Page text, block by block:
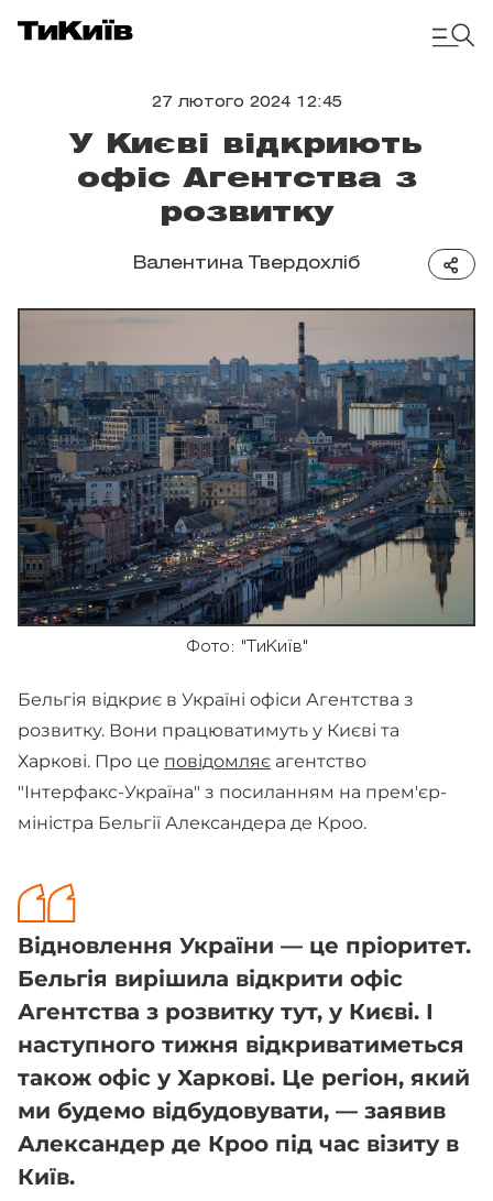
27 лютого 2024 12:45
У Києві відкриють
офіс Агентства з
розвитку
Валентина Твердохліб
Фото: "ТиКиїв"
Бельгія відкриє в Україні офіси Агентства з
розвитку. Вони працюватимуть у Києві та
Харкові. Про це повідомляє агентство
"Інтерфакс-Україна" з посиланням на прем'єр-
міністра Бельгії Александера де Кроо.
Відновлення України — це пріоритет.
Бельгія вирішила відкрити офіс
Агентства з розвитку тут, у Києві. І
наступного тижня відкриватиметься
також офіс у Харкові. Це регіон, який
ми будемо відбудовувати, — заявив
Александер де Кроо під час візиту в
Київ.